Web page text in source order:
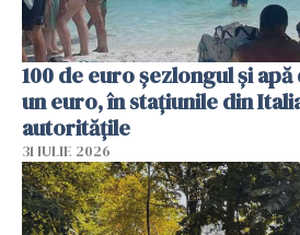
100 de euro șezlongul și
un euro, în stațiunile din
autoritățile
31 IULIE 2026